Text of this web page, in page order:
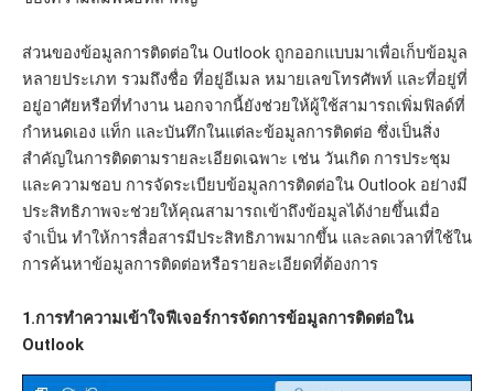
ส่วนของข้อมูลการติดต่อใน Outlook ถูกออกแบบมาเพื่อเก็บข้อมูล
หลายประเภท รวมถึงชื่อ ที่อยู่อีเมล หมายเลขโทรศัพท์ และที่อยู่ที่
อยู่อาศัยหรือที่ทำงาน นอกจากนี้ยังช่วยให้ผู้ใช้สามารถเพิ่มฟิลด์ที่
กำหนดเอง แท็ก และบันทึกในแต่ละข้อมูลการติดต่อ ซึ่งเป็นสิ่ง
สำคัญในการติดตามรายละเอียดเฉพาะ เช่น วันเกิด การประชุม
และความชอบ การจัดระเบียบข้อมูลการติดต่อใน Outlook อย่างมี
ประสิทธิภาพจะช่วยให้คุณสามารถเข้าถึงข้อมูลได้ง่ายขึ้นเมื่อ
จำเป็น ทำให้การสื่อสารมีประสิทธิภาพมากขึ้น และลดเวลาที่ใช้ใน
การค้นหาข้อมูลการติดต่อหรือรายละเอียดที่ต้องการ
1.การทำความเข้าใจฟีเจอร์การจัดการข้อมูลการติดต่อใน
Outlook